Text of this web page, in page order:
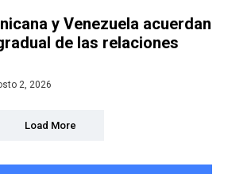
y Venezuela acuerdan
de las relaciones
2, 2026
Load More